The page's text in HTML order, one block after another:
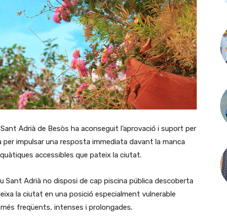
Sant Adrià de Besòs ha aconseguit l’aprovació i suport per
per impulsar una resposta immediata davant la manca
accessibles que pateix la ciutat.
Sant Adrià no disposi de cap piscina pública descoberta
la ciutat en una posició especialment vulnerable
freqüents, intenses i prolongades.